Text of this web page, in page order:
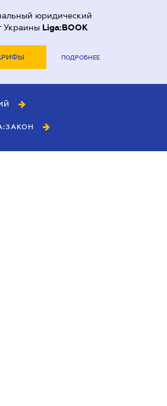
юридический
Украины Liga:BOOK
ПОДРОБНЕЕ